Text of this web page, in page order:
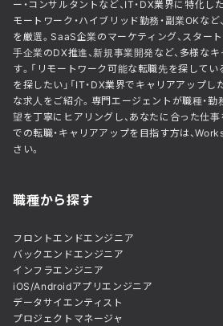
ー・コンサルタントなど、IT・DX業界に特化し
モートワーク・ハイブリッド勤務・副業OKな
を厳選。SaaS企業のマーケティング、スター
手企業のDX推進、新規事業開発など、多様な
す。「リモートワーク可能な転職先を探してい
を探したい」「IT・DX業界でキャリアアップし
な求人をご紹介。専門エージェントが職種・勤
望を丁寧にヒアリングし、あなたに合った仕事
での転職・キャリアアップを目指す方は、
さい。
職種から探す
フロントエンドエンジニア
バックエンドエンジニア
インフラエンジニア
iOS/Androidアプリエンジニア
データサイエンティスト
プロジェクトマネージャ